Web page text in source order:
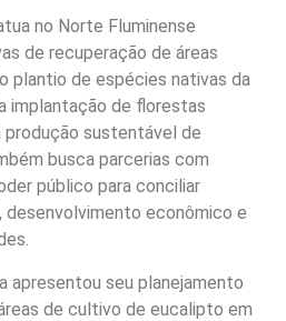
no Norte Fluminense
de recuperação de áreas
plantio de espécies nativas da
implantação de florestas
sustentável de
busca parcerias com
público para conciliar
desenvolvimento econômico e
apresentou seu planejamento
de cultivo de eucalipto em